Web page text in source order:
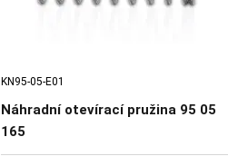
KN95-05-E01
Náhradní otevírací pružina 95 05
165